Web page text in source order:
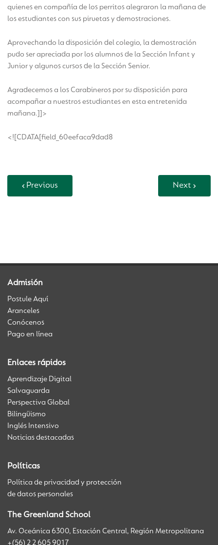
quienes en compañía de los perritos alegraron la mañana de
los estudiantes con sus piruetas y demostraciones.
Aprovechando la disposición del colegio, la demostración
pudo ser apreciada por los alumnos de la Sección Infant y
Junior y algunos cursos de la Sección Senior.
Agradecemos a los Carabineros por su disposición para
acompañar a nuestros estudiantes en esta entretenida
mañana.]]>
<![CDATA[field_60eefaca9dad8
Previous Next
Admisión
Postule Aquí
Aranceles
Conócenos
Pago en línea
Enlaces rápidos
Aprendizaje Digital
Salvaguarda
Perspectiva Global
Bilingüismo
Inglés Intensivo
Noticias destacadas
Políticas
Política de privacidad y protección
de datos personales
The Greenland School
Av. Oceánica 6300, Estación Central, Región Metropolitana
+(56) 2 2 605 9017